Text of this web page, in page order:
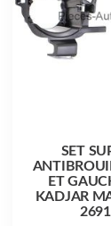
SET
ET
KADJAR